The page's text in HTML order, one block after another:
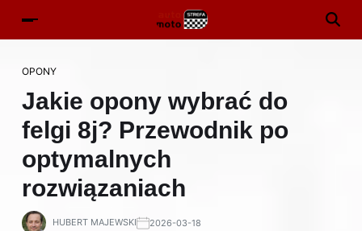
OPONY
Jakie opony wybrać do
felgi 8j? Przewodnik po
optymalnych
rozwiązaniach
HUBERT MAJEWSKI 2026-03-18